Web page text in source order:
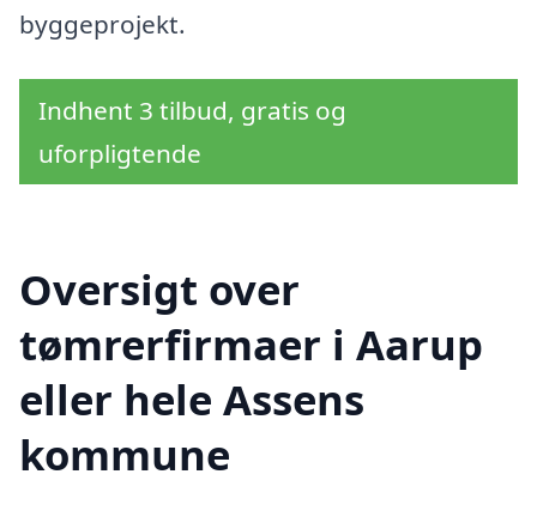
byggeprojekt.
Indhent 3 tilbud, gratis og
uforpligtende
Oversigt over
tømrerfirmaer i Aarup
eller hele Assens
kommune